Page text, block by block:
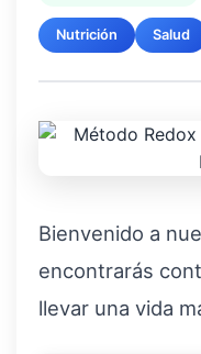
Nutrición Salud
Bienvenido a
encontrarás
llevar una vida